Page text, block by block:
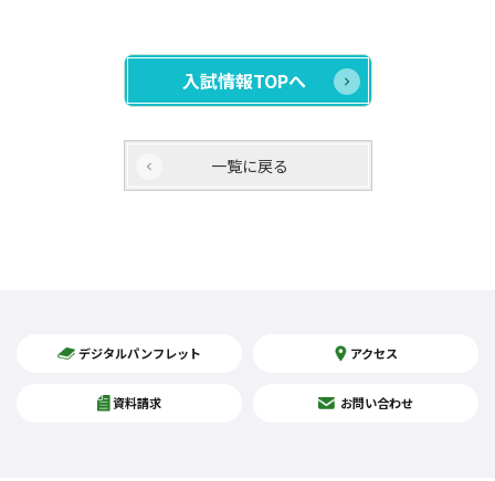
入試情報TOPへ
一覧に戻る
デジタルパンフレット アクセス
資料請求 お問い合わせ